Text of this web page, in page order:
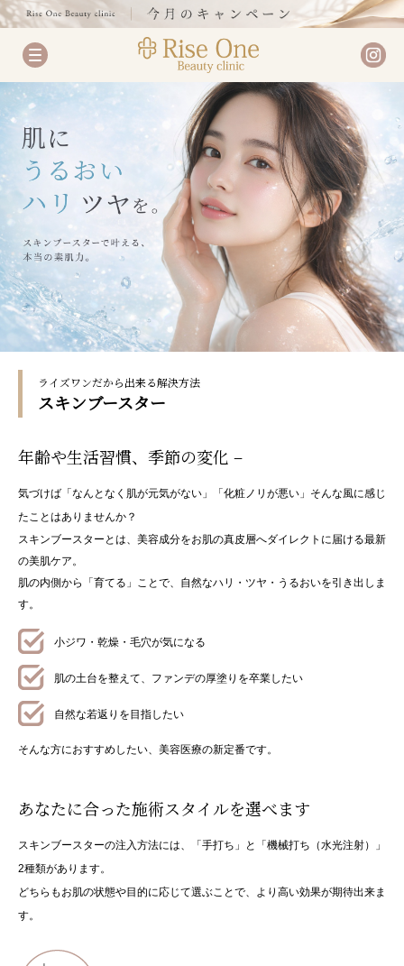
ライズワンだから出来る解決方法
スキンブースター
年齢や生活習慣、季節の変化 –
気づけば「なんとなく肌が元気がない」「化粧ノリが悪い」そんな風に感じ
たことはありませんか？
スキンブースターとは、美容成分をお肌の真皮層へダイレクトに届ける最新
の美肌ケア。
肌の内側から「育てる」ことで、自然なハリ・ツヤ・うるおいを引き出しま
す。
小ジワ・乾燥・毛穴が気になる
肌の土台を整えて、ファンデの厚塗りを卒業したい
自然な若返りを目指したい
そんな方におすすめしたい、美容医療の新定番です。
あなたに合った施術スタイルを選べます
スキンブースターの注入方法には、「手打ち」と「機械打ち（水光注射）」
2種類があります。
どちらもお肌の状態や目的に応じて選ぶことで、より高い効果が期待出来ま
す。